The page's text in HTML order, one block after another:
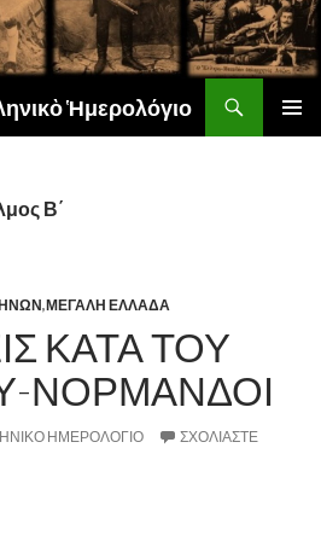
Ἡμερολόγιο
Β΄
,ΜΕΓΑΛΗ ΕΛΛΑΔΑ
ΚΑΤΑ ΤΟΥ
ΝΟΡΜΑΝΔΟΙ
ΗΜΕΡΟΛΟΓΙΟ ΣΧΟΛΙΆΣΤΕ